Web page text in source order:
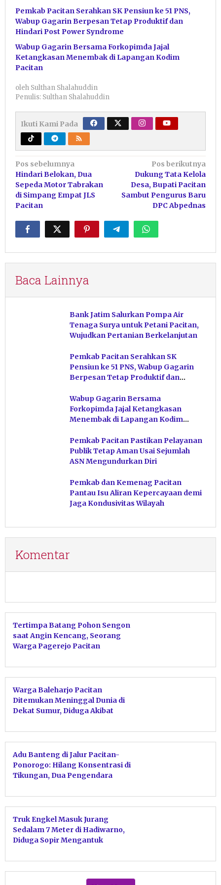
Pemkab Pacitan Serahkan SK Pensiun ke 51 PNS,
Wabup Gagarin Berpesan Tetap Produktif dan
Hindari Post Power Syndrome
Wabup Gagarin Bersama Forkopimda Jajal
Ketangkasan Menembak di Lapangan Kodim
Pacitan
oleh Sulthan Shalahuddin
Penulis: Sulthan Shalahuddin
Ikuti Kami Pada
Navigasi
pos
Pos sebelumnya
Hindari Belokan, Dua
Sepeda Motor Tabrakan
di Simpang Empat JLS
Pacitan
Pos berikutnya
Dukung Tata Kelola
Desa, Bupati Pacitan
Sambut Pengurus Baru
DPC Abpednas
Baca Lainnya
Bank Jatim Salurkan Pompa Air
Tenaga Surya untuk Petani Pacitan,
Wujudkan Pertanian Berkelanjutan
Pemkab Pacitan Serahkan SK
Pensiun ke 51 PNS, Wabup Gagarin
Berpesan Tetap Produktif dan
Wabup Gagarin Bersama
Forkopimda Jajal Ketangkasan
Menembak di Lapangan Kodim
Pemkab Pacitan Pastikan Pelayanan
Publik Tetap Aman Usai Sejumlah
ASN Mengundurkan Diri
Pemkab dan Kemenag Pacitan
Pantau Isu Aliran Kepercayaan demi
Jaga Kondusivitas Wilayah
Komentar
Tertimpa Batang Pohon Sengon
saat Angin Kencang, Seorang
Warga Pagerejo Pacitan
Warga Baleharjo Pacitan
Ditemukan Meninggal Dunia di
Dekat Sumur, Diduga Akibat
Adu Banteng di Jalur Pacitan-
Ponorogo: Hilang Konsentrasi di
Tikungan, Dua Pengendara
Truk Engkel Masuk Jurang
Sedalam 7 Meter di Hadiwarno,
Diduga Sopir Mengantuk